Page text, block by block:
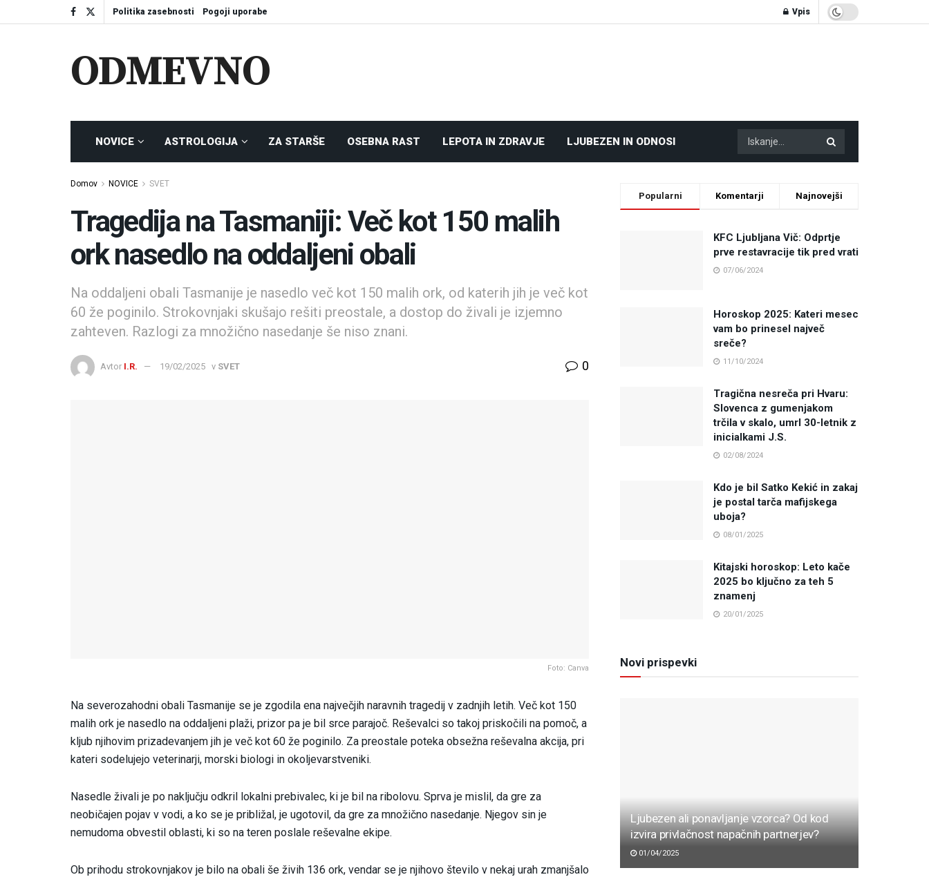
Politika zasebnosti Pogoji uporabe Vpis
ODMEVNO
NOVICE ASTROLOGIJA ZA STARŠE OSEBNA RAST LEPOTA IN ZDRAVJE LJUBEZEN IN ODNOSI
Domov NOVICE SVET
Tragedija na Tasmaniji: Več kot 150 malih
ork nasedlo na oddaljeni obali
Na oddaljeni obali Tasmanije je nasedlo več kot 150 malih ork, od katerih jih je več kot
60 že poginilo. Strokovnjaki skušajo rešiti preostale, a dostop do živali je izjemno
zahteven. Razlogi za množično nasedanje še niso znani.
Avtor I.R. 19/02/2025 v SVET 0
Foto: Canva
Na severozahodni obali Tasmanije se je zgodila ena največjih naravnih tragedij v zadnjih letih. Več kot 150
malih ork je nasedlo na oddaljeni plaži, prizor pa je bil srce parajoč. Reševalci so takoj priskočili na pomoč, a
kljub njihovim prizadevanjem jih je več kot 60 že poginilo. Za preostale poteka obsežna reševalna akcija, pri
kateri sodelujejo veterinarji, morski biologi in okoljevarstveniki.
Nasedle živali je po naključju odkril lokalni prebivalec, ki je bil na ribolovu. Sprva je mislil, da gre za
neobičajen pojav v vodi, a ko se je približal, je ugotovil, da gre za množično nasedanje. Njegov sin je
nemudoma obvestil oblasti, ki so na teren poslale reševalne ekipe.
Ob prihodu strokovnjakov je bilo na obali še živih 136 ork, vendar se je njihovo število v nekaj urah zmanjšalo
Popularni Komentarji Najnovejši
KFC Ljubljana Vič: Odprtje
prve restavracije tik pred vrati
07/06/2024
Horoskop 2025: Kateri mesec
vam bo prinesel največ
sreče?
11/10/2024
Tragična nesreča pri Hvaru:
Slovenca z gumenjakom
trčila v skalo, umrl 30-letnik z
inicialkami J.S.
02/08/2024
Kdo je bil Satko Kekić in zakaj
je postal tarča mafijskega
uboja?
08/01/2025
Kitajski horoskop: Leto kače
2025 bo ključno za teh 5
znamenj
20/01/2025
Novi prispevki
Ljubezen ali ponavljanje vzorca? Od kod
izvira privlačnost napačnih partnerjev?
01/04/2025